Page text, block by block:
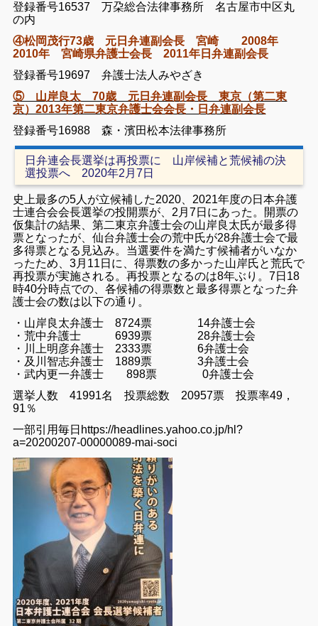
登録番号16537 万朶総合法律事務所 名古屋市中区丸
の内
④松岡茂行73歳 元日弁連副会長 宮崎 2008年
2010年 宮崎県弁護士会長 2011年日弁連副会長
登録番号19697 弁護士法人みやざき
⑤ 山岸良太 70歳 元日弁連副会長 東京（第二東
京）2013年第二東京弁護士会会長・日弁連副会長
登録番号16988 森・濱田松本法律事務所
日弁連会長選挙は再投票に 山岸候補と荒候補の決
選投票へ 2020年2月7日
史上最多の5人が立候補した2020、2021年度の日本弁護
士連合会会長選挙の投開票が、2月7日にあった。開票の
仮集計の結果、第二東京弁護士会の山岸良太氏が最多得
票となったが、仙台弁護士会の荒中氏が28弁護士会で最
多得票となる見込み。当選要件を満たす候補者がいなか
ったため、3月11日に、得票数の多かった山岸氏と荒氏で
再投票が実施される。再投票となるのは8年ぶり。7日18
時40分時点での、各候補の得票数と最多得票となった弁
護士会の数は以下の通り。
・山岸良太弁護士 8724票 14弁護士会
・荒中弁護士 6939票 28弁護士会
・川上明彦弁護士 2333票 6弁護士会
・及川智志弁護士 1889票 3弁護士会
・武内更一弁護士 898票 0弁護士会
選挙人数 41991名 投票総数 20957票 投票率49，
91％
一部引用毎日https://headlines.yahoo.co.jp/hl?
a=20200207-00000089-mai-soci